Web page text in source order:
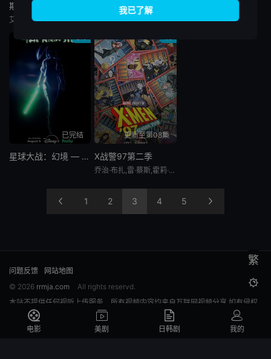
斯特林角
艾拉·鲁宾,艾米丽·霍菲尔,基恩·鲁法洛,Mabel,Strachan,博·布拉加森,丹尼尔·奎恩-托伊,雅各布·怀特达克-拉瓦,Nikko,Angelo,Hinayo,西德哈特·沙玛,Christopher,Omari,凯蒂·道格拉斯,卢克·艾沃雷多,凯特·惠勒,杰弗里·迪恩·摩根,米西·派勒
3.0
已完结
星球大战：幻境 — 第九个绝地武士
1.0
更新至第08集
X战警97第二季
乔治·布扎,雷·蔡斯,霍莉·周,卡尔·J·杜德,詹妮弗·黑尔,JP·卡利亚赫,罗斯·马昆德,艾莉森·西莉-史密斯,马修·沃特森,伦诺·赞恩,迈克尔·约翰斯顿
1 2 3 4 5
繁

问题反馈
网站地图
© 2026 rrmja.com
All rights reservd.
本站不提供任何视听上传服务，所有视频内容均来自互联网视频分享,如有侵权
请联系邮箱: rrmja.com@gmail.com
电影
美剧 日韩剧 我的